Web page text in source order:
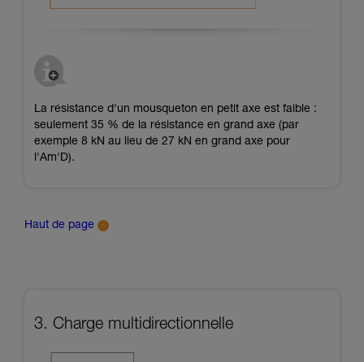
La résistance d'un mousqueton en petit axe est faible :
seulement 35 % de la résistance en grand axe (par
exemple 8 kN au lieu de 27 kN en grand axe pour
l'Am'D).
Haut de page
3. Charge multidirectionnelle